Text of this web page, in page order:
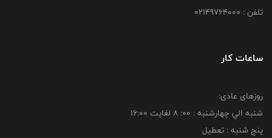
تلفن : 02149764000
ساعات کار
روزهای عادی:
شنبه الي چهارشنبه : 00: 8 لغايت 16:00
پنج شنبه : تعطیل